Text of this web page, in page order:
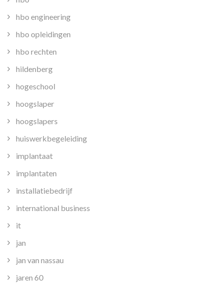
hbo engineering
hbo opleidingen
hbo rechten
hildenberg
hogeschool
hoogslaper
hoogslapers
huiswerkbegeleiding
implantaat
implantaten
installatiebedrijf
international business
it
jan
jan van nassau
jaren 60